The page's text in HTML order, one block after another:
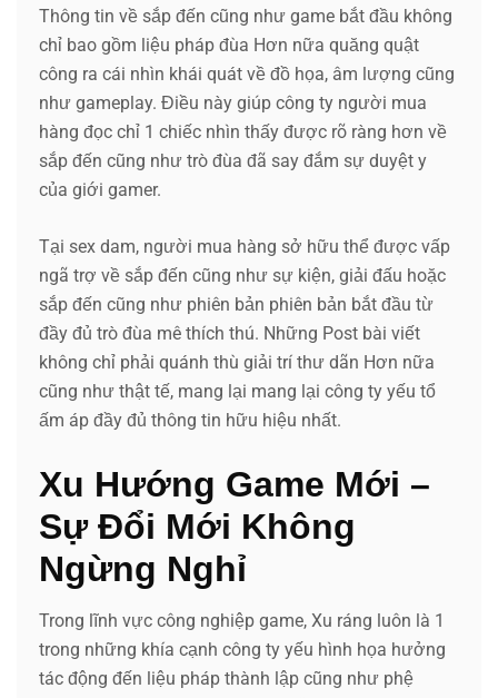
Thông tin về sắp đến cũng như game bắt đầu không
chỉ bao gồm liệu pháp đùa Hơn nữa quăng quật
công ra cái nhìn khái quát về đồ họa, âm lượng cũng
như gameplay. Điều này giúp công ty người mua
hàng đọc chỉ 1 chiếc nhìn thấy được rõ ràng hơn về
sắp đến cũng như trò đùa đã say đắm sự duyệt y
của giới gamer.
Tại sex dam, người mua hàng sở hữu thể được vấp
ngã trợ về sắp đến cũng như sự kiện, giải đấu hoặc
sắp đến cũng như phiên bản phiên bản bắt đầu từ
đầy đủ trò đùa mê thích thú. Những Post bài viết
không chỉ phải quánh thù giải trí thư dãn Hơn nữa
cũng như thật tế, mang lại mang lại công ty yếu tổ
ấm áp đầy đủ thông tin hữu hiệu nhất.
Xu Hướng Game Mới –
Sự Đổi Mới Không
Ngừng Nghỉ
Trong lĩnh vực công nghiệp game, Xu ráng luôn là 1
trong những khía cạnh công ty yếu hình họa hưởng
tác động đến liệu pháp thành lập cũng như phệ